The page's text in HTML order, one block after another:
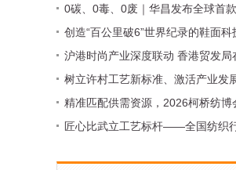
0碳、0毒、0废｜华昌发布全球首
创造“百公里破6”世界纪录的鞋面
沪港时尚产业深度联动 香港贸发
树立许村工艺新标准、激活产业
工）职业技能竞赛许村选拔赛圆满
精准匹配供需资源，2026柯桥纺博
匠心比武立工艺标杆——全国纺织